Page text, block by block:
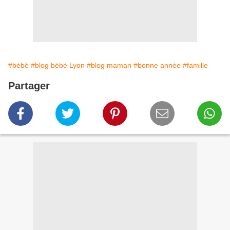
#bébé #blog bébé Lyon #blog maman #bonne année #famille
Partager